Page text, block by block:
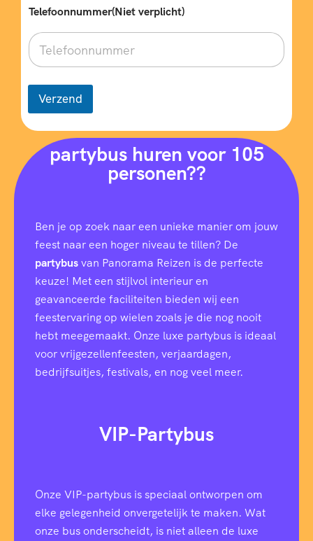
Telefoonnummer(Niet verplicht)
Verzend
partybus huren voor 105
personen??
Ben je op zoek naar een unieke manier om jouw
feest naar een hoger niveau te tillen? De
partybusvan Panorama Reizen is de perfecte
keuze! Met een stijlvol interieur en
geavanceerde faciliteiten bieden wij een
feestervaring op wielen zoals je die nog nooit
hebt meegemaakt. Onze luxe partybus is ideaal
voor vrijgezellenfeesten, verjaardagen,
bedrijfsuitjes, festivals, en nog veel meer.
VIP-Partybus
Onze VIP-partybus is speciaal ontworpen om
elke gelegenheid onvergetelijk te maken. Wat
onze bus onderscheidt, is niet alleen de luxe